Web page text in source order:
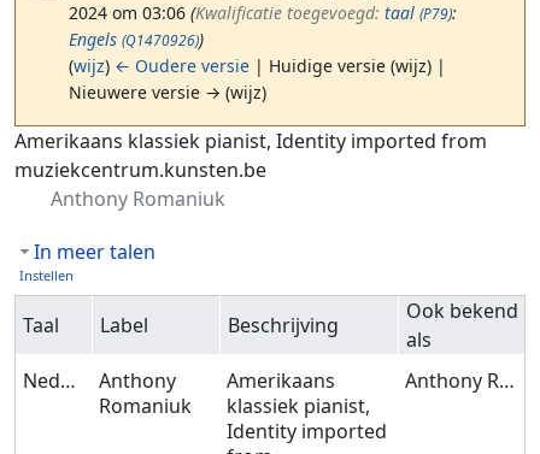
2024 om 03:06 (‎Kwalificatie toegevoegd: taal (P79):
Engels (Q1470926))
(wijz) ← Oudere versie | Huidige versie (wijz) |
Nieuwere versie → (wijz)
Ga naar:navigatie,zoeken
Amerikaans klassiek pianist, Identity imported from
muziekcentrum.kunsten.be
Anthony Romaniuk
In meer talen
Instellen
Taal Label Beschrijving
Ook bekend
als
Nederlands
Anthony
Romaniuk
Amerikaans
klassiek pianist,
Identity imported
Anthony Romaniuk